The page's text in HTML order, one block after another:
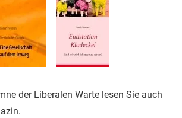
der Liberalen Warte lesen Sie auch